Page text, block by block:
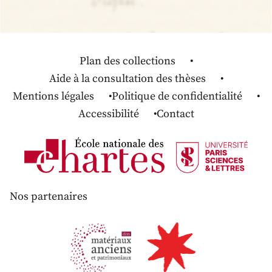
Plan des collections
Aide à la consultation des thèses
Mentions légales
Politique de confidentialité
Accessibilité
Contact
Nos partenaires